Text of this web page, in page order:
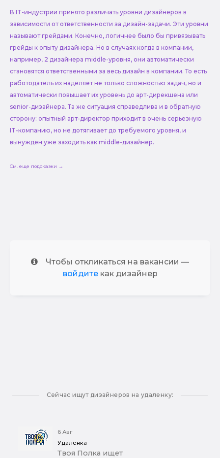
В IT-индустрии принято различать уровни дизайнеров в
зависимости от ответственности за дизайн-задачи. Эти уровни
называют грейдами. Конечно, логичнее было бы привязывать
грейды к опыту дизайнера. Но в случаях когда в компании,
например, 2 дизайнера middle-уровня, они автоматически
становятся ответственными за весь дизайн в компании. То есть
работодатель их наделяет не только сложностью задач, но и
автоматически повышает их уровень до арт-дирекшена или
senior-дизайнера. Та же ситуация справедлива и в обратную
сторону: опытный арт-директор приходит в очень серьезную
IT-компанию, но не дотягивает до требуемого уровня, и
вынужден уже заходить как middle-дизайнер.
См. еще подсказки →
Чтобы откликаться на вакансии —
войдитекак дизайнер
Сейчас ищут дизайнеров на удаленку:
6 Авг
Удаленка
Твоя Полка ищет